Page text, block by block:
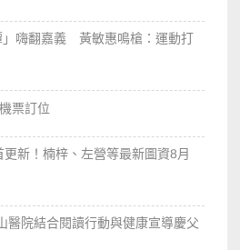
」嗨翻嘉義 黃敏惠鳴槍：運動打
票訂位
新！楠梓、左營等最新圖資8月
醫院結合閱讀行動與健康宣導慶父